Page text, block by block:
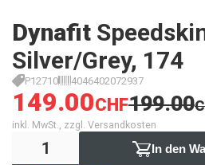
Dynafit
Silver/Grey, 174
P12710 4046402072937
149.00CHF199.00
inkl. MwSt., zzgl. Versandkosten
In den